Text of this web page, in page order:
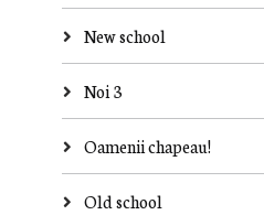
New school
Noi 3
Oamenii chapeau!
Old school